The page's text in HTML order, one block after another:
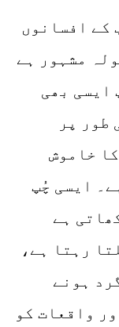
کے افسانوں
مشہور ہے
ایسی بھی
طور پر
خاموش
ایسی چُپ
ہے
رہتا ہے،
ہونے
واقعات کو